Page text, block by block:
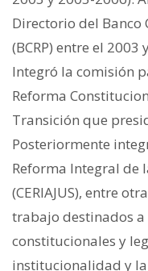
Directorio del Banco
(BCRP) entre el
Integró la comisión
Reforma
Transición que
Posteriormente
Reforma Integral de
(CERIAJUS), entre
trabajo destinados
constitucionales y
institucionalidad y